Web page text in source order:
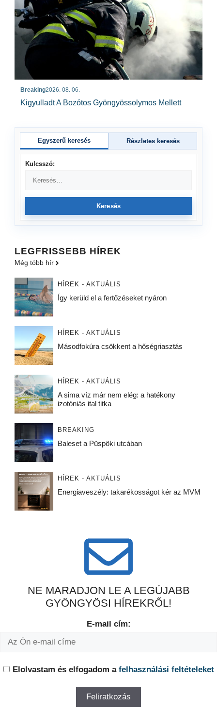
Breaking2026. 08. 06.
Kigyulladt A Bozótos Gyöngyössolymos Mellett
Egyszerű keresés Részletes keresés
Kulcsszó:
Keresés
LEGFRISSEBB HÍREK
Még több hír
HÍREK - AKTUÁLIS
Így kerüld el a fertőzéseket nyáron
HÍREK - AKTUÁLIS
Másodfokúra csökkent a hőségriasztás
HÍREK - AKTUÁLIS
A sima víz már nem elég: a hatékony
izotóniás ital titka
BREAKING
Baleset a Püspöki utcában
HÍREK - AKTUÁLIS
Energiaveszély: takarékosságot kér az MVM
NE MARADJON LE A LEGÚJABB
GYÖNGYÖSI HÍREKRŐL!
E-mail cím:
Elolvastam és elfogadom a felhasználási feltételeket